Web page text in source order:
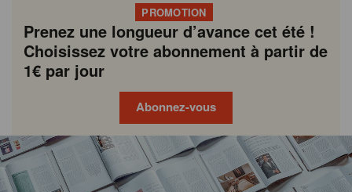
PROMOTION
Prenez une longueur d’avance cet été !
Choisissez votre abonnement à partir de
1€ par jour
Abonnez-vous
Gondola
academy
Gondola
society